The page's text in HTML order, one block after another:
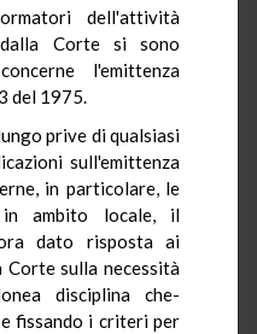
dell'attività
Corte si sono
l'emittenza
del 1975.
prive di qualsiasi
sull'emittenza
in particolare, le
ambito locale, il
dato risposta ai
sulla necessità
disciplina che-
fissando i criteri per